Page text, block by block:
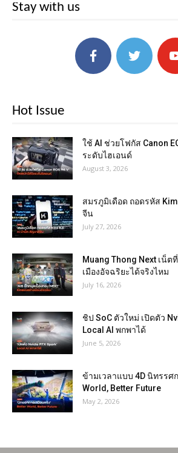
Stay with us
Hot Issue
ใช้ AI ช่วยโฟกัส Canon
ระดับไฮเอนด์
August 3, 2026
สมรภูมิเดือด ถอดรหัส
จีน
July 27, 2026
Muang Thong Next เน็
เมืองอัจฉริยะได้จริงไหม
July 16, 2026
ชิป SoC ตัวใหม่ เปิดตัว
Local AI พกพาได้
June 5, 2026
ข้ามเวลาแบบ 4D นิทรรศ
World, Better Future
May 2, 2026